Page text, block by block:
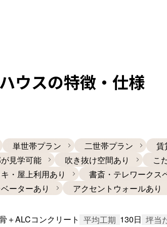
ウスの特徴・仕様
単世帯プラン 二世帯プラン
賃
見学可能
吹き抜け空間あり
こ
・屋上利用あり
書斎・テレワークス
ーターあり
アクセントウォールあり
＋ALCコンクリート 平均工期 130日 坪当